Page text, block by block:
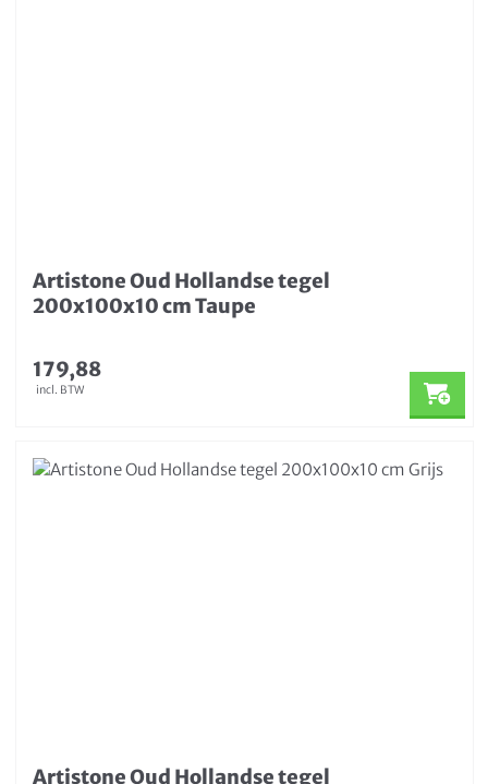
Artistone Oud Hollandse tegel
200x100x10 cm Taupe
179,88
incl. BTW
Artistone Oud Hollandse tegel